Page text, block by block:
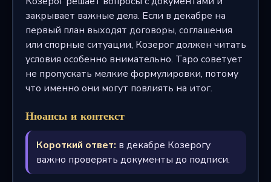
закрывает важные дела. Если в декабре на
первый план выходят договоры, соглашения
или спорные ситуации, Козерог должен читать
условия особенно внимательно. Таро советует
не пропускать мелкие формулировки, потому
что именно они могут повлиять на итог.
Нюансы и контекст
Короткий ответ: в декабре Козерогу
важно проверять документы до подписи.